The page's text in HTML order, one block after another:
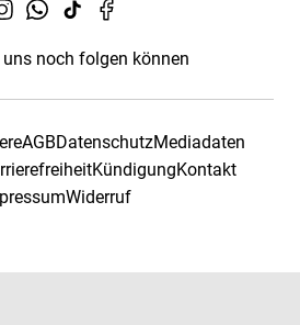
uns noch folgen können
AGBDatenschutzMediadaten
KündigungKontakt
Widerruf